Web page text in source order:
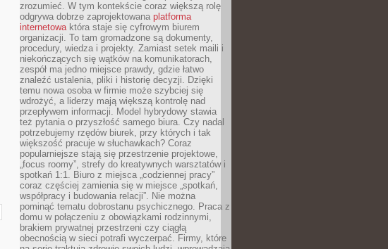
zrozumieć. W tym kontekście coraz większą rolę
odgrywa dobrze zaprojektowana platforma
internetowaktóra staje się cyfrowym biurem
organizacji. To tam gromadzone są dokumenty,
procedury, wiedza i projekty. Zamiast setek maili i
niekończących się wątków na komunikatorach,
zespół ma jedno miejsce prawdy, gdzie łatwo
znaleźć ustalenia, pliki i historię decyzji. Dzięki
temu nowa osoba w firmie może szybciej się
wdrożyć, a liderzy mają większą kontrolę nad
przepływem informacji. Model hybrydowy stawia
też pytania o przyszłość samego biura. Czy nadal
potrzebujemy rzędów biurek, przy których i tak
większość pracuje w słuchawkach? Coraz
popularniejsze stają się przestrzenie projektowe,
„focus roomy”, strefy do kreatywnych warsztatów i
spotkań 1:1. Biuro z miejsca „codziennej pracy”
coraz częściej zamienia się w miejsce „spotkań,
współpracy i budowania relacji”. Nie można
pominąć tematu dobrostanu psychicznego. Praca z
domu w połączeniu z obowiązkami rodzinnymi,
brakiem prywatnej przestrzeni czy ciągłą
obecnością w sieci potrafi wyczerpać. Firmy, które